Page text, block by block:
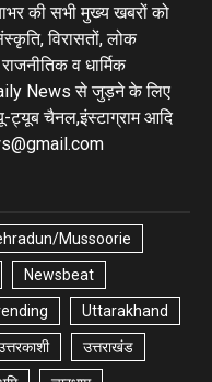
की सभी मुख्य खबरों को
विरासतों, लोक
व धार्मिक
News से जुड़ने के लिए
ट्यूब चैनल,इंस्टाग्राम आदि
Mussoorie
Newsbeat
Uttarakhand
उत्तराखंड